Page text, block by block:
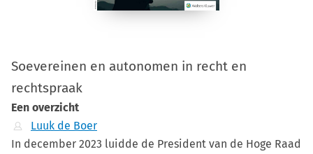
Soevereinen en autonomen in recht en
rechtspraak
Een overzicht
Luuk de Boer
In december 2023 luidde de President van de Hoge Raad